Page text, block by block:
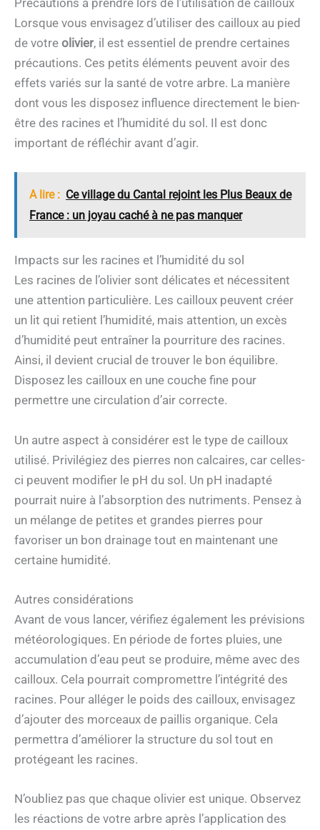
Précautions à prendre lors de l’utilisation de cailloux
Lorsque vous envisagez d’utiliser des cailloux au pied
de votre olivier, il est essentiel de prendre certaines
précautions. Ces petits éléments peuvent avoir des
effets variés sur la santé de votre arbre. La manière
dont vous les disposez influence directement le bien-
être des racines et l’humidité du sol. Il est donc
important de réfléchir avant d’agir.
A lire : Ce village du Cantal rejoint les Plus Beaux de
France : un joyau caché à ne pas manquer
Impacts sur les racines et l’humidité du sol
Les racines de l’olivier sont délicates et nécessitent
une attention particulière. Les cailloux peuvent créer
un lit qui retient l’humidité, mais attention, un excès
d’humidité peut entraîner la pourriture des racines.
Ainsi, il devient crucial de trouver le bon équilibre.
Disposez les cailloux en une couche fine pour
permettre une circulation d’air correcte.
Un autre aspect à considérer est le type de cailloux
utilisé. Privilégiez des pierres non calcaires, car celles-
ci peuvent modifier le pH du sol. Un pH inadapté
pourrait nuire à l’absorption des nutriments. Pensez à
un mélange de petites et grandes pierres pour
favoriser un bon drainage tout en maintenant une
certaine humidité.
Autres considérations
Avant de vous lancer, vérifiez également les prévisions
météorologiques. En période de fortes pluies, une
accumulation d’eau peut se produire, même avec des
cailloux. Cela pourrait compromettre l’intégrité des
racines. Pour alléger le poids des cailloux, envisagez
d’ajouter des morceaux de paillis organique. Cela
permettra d’améliorer la structure du sol tout en
protégeant les racines.
N’oubliez pas que chaque olivier est unique. Observez
les réactions de votre arbre après l’application des